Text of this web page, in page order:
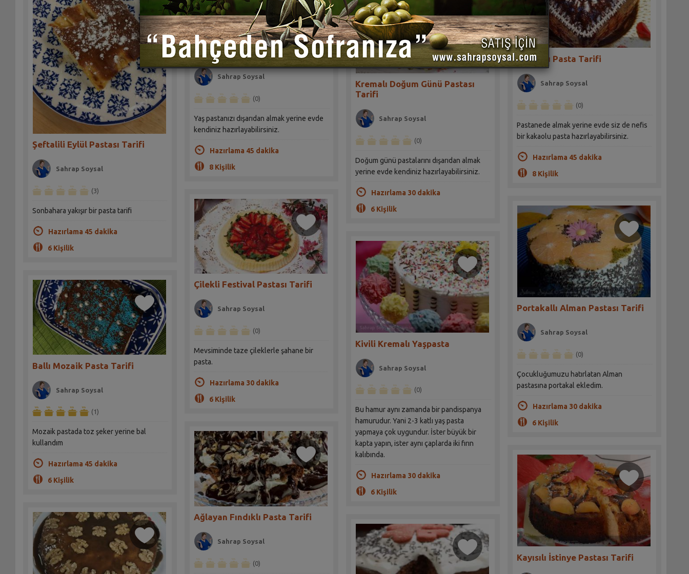
Şeftalili Eylül Pastası Tarifi
Sahrap Soysal
(3)
Sonbahara yakışır bir pasta tarifi
Hazırlama 45 dakika
6 Kişilik
Ballı Mozaik Pasta Tarifi
Sahrap Soysal
(1)
Mozaik pastada toz şeker yerine bal
kullandım
Hazırlama 45 dakika
6 Kişilik
Labneli Portakallı Yaş Pasta
Tarifi
Sahrap Soysal
(0)
Yaş pastanızı dışarıdan almak yerine evde
kendiniz hazırlayabilirsiniz.
Hazırlama 45 dakika
8 Kişilik
Çilekli Festival Pastası Tarifi
Sahrap Soysal
(0)
Mevsiminde taze çileklerle şahane bir
pasta.
Hazırlama 30 dakika
6 Kişilik
Ağlayan Fındıklı Pasta Tarifi
Sahrap Soysal
(0)
Kremalı Doğum Günü Pastası
Tarifi
Sahrap Soysal
(0)
Doğum günü pastalarını dışarıdan almak
yerine evde kendiniz hazırlayabilirsiniz.
Hazırlama 30 dakika
6 Kişilik
Kivili Kremalı Yaşpasta
Sahrap Soysal
(0)
Bu hamur aynı zamanda bir pandispanya
hamurudur. Yani 2-3 katlı yaş pasta
yapmaya çok uygundur. İster büyük bir
kapta yapın, ister aynı çaplarda iki fırın
kalıbında.
Hazırlama 30 dakika
6 Kişilik
Kakaolu Pasta Tarifi
Sahrap Soysal
(0)
Pastanede almak yerine evde siz de nefis
bir kakaolu pasta hazırlayabilirsiniz.
Hazırlama 45 dakika
8 Kişilik
Portakallı Alman Pastası Tarifi
Sahrap Soysal
(0)
Çocukluğumuzu hatırlatan Alman
pastasına portakal ekledim.
Hazırlama 30 dakika
6 Kişilik
Kayısılı İstinye Pastası Tarifi